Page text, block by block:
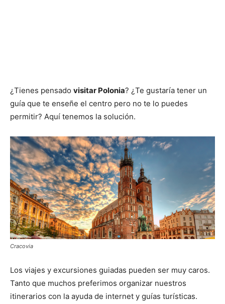
¿Tienes pensado visitar Polonia? ¿Te gustaría tener un
guía que te enseñe el centro pero no te lo puedes
permitir? Aquí tenemos la solución.
Cracovia
Los viajes y excursiones guiadas pueden ser muy caros.
Tanto que muchos preferimos organizar nuestros
itinerarios con la ayuda de internet y guías turísticas.